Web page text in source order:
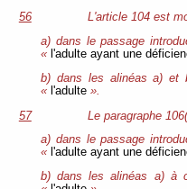
56
L'article 104 est
a) dans le passage
« l'adulte ayant une
b) dans les alinéas a) et
« l'adulte».
57
Le paragraphe
a) dans le passage
« l'adulte ayant une
b) dans les alinéas a) à